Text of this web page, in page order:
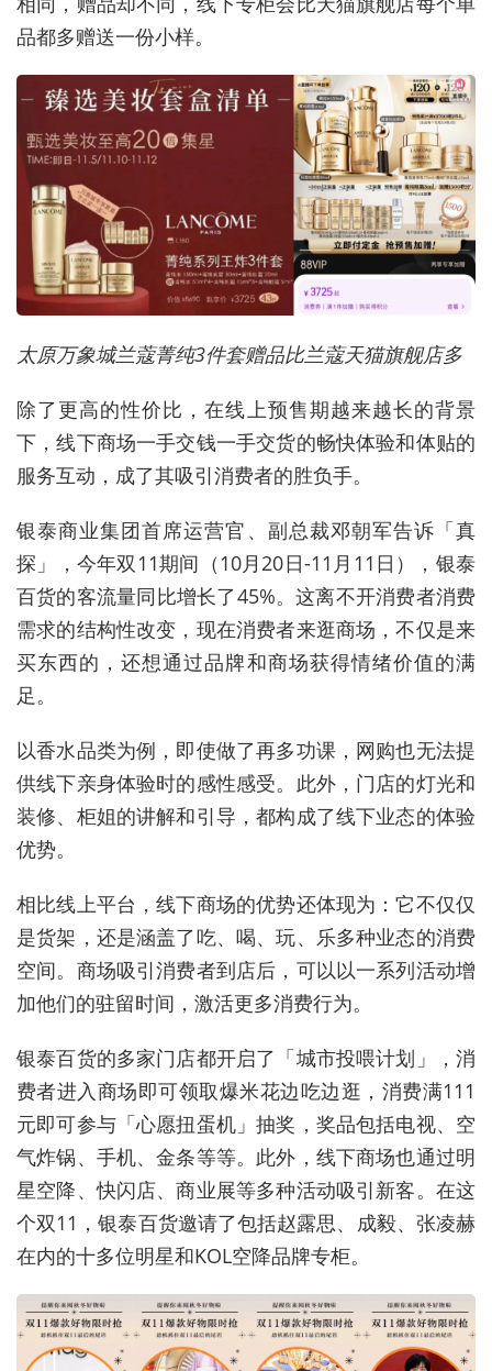
品都多赠送一份小样。
太原万象城兰蔻菁纯3件套赠品比兰蔻天猫旗舰店多
除了更高的性价比，在线上预售期越来越长的背景
下，线下商场一手交钱一手交货的畅快体验和体贴的
服务互动，成了其吸引消费者的胜负手。
银泰商业集团首席运营官、副总裁邓朝军告诉「真
探」，今年双11期间（10月20日-11月11日），银泰
百货的客流量同比增长了45%。这离不开消费者消费
需求的结构性改变，现在消费者来逛商场，不仅是来
买东西的，还想通过品牌和商场获得情绪价值的满
足。
以香水品类为例，即使做了再多功课，网购也无法提
供线下亲身体验时的感性感受。此外，门店的灯光和
装修、柜姐的讲解和引导，都构成了线下业态的体验
优势。
相比线上平台，线下商场的优势还体现为：它不仅仅
是货架，还是涵盖了吃、喝、玩、乐多种业态的消费
空间。商场吸引消费者到店后，可以以一系列活动增
加他们的驻留时间，激活更多消费行为。
银泰百货的多家门店都开启了「城市投喂计划」，消
费者进入商场即可领取爆米花边吃边逛，消费满111
元即可参与「心愿扭蛋机」抽奖，奖品包括电视、空
气炸锅、手机、金条等等。此外，线下商场也通过明
星空降、快闪店、商业展等多种活动吸引新客。在这
个双11，银泰百货邀请了包括赵露思、成毅、张凌赫
在内的十多位明星和KOL空降品牌专柜。